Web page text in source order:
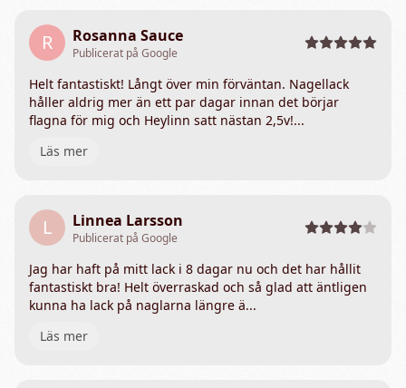
R Rosanna Sauce
Publicerat på Google
Helt fantastiskt! Långt över min förväntan. Nagellack
håller aldrig mer än ett par dagar innan det börjar
flagna för mig och Heylinn satt nästan 2,5v!...
Läs mer
L Linnea Larsson
Publicerat på Google
Jag har haft på mitt lack i 8 dagar nu och det har hållit
fantastiskt bra! Helt överraskad och så glad att äntligen
kunna ha lack på naglarna längre ä...
Läs mer